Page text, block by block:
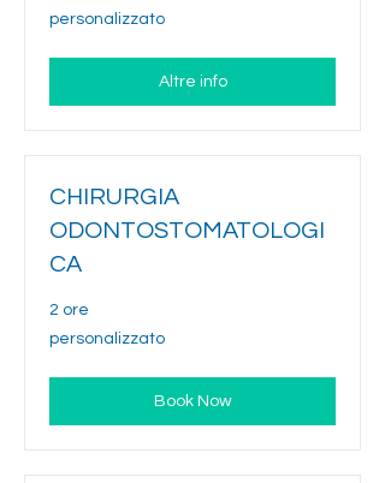
personalizzato
personalizzato
Altre info
CHIRURGIA
ODONTOSTOMATOLOGI
CA
2 ore
personalizzato
personalizzato
Book Now